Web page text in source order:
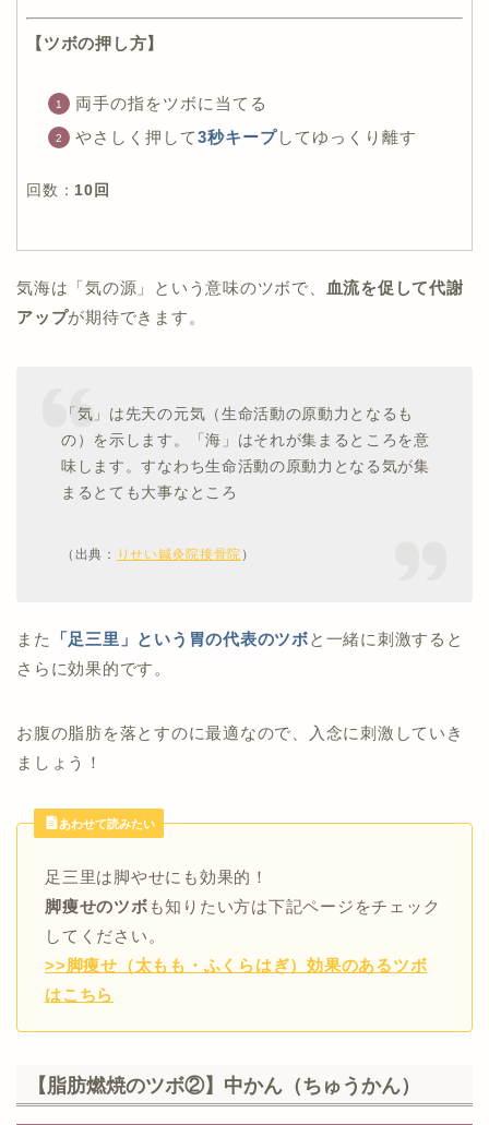
【ツボの押し方】
両手の指をツボに当てる
やさしく押して3秒キープしてゆっくり離す
回数： 10回
気海は「気の源」という意味のツボで、
血流を促して代謝
アップが期待できます。
「気」は先天の元気（生命活動の原動力となるも
の）を示します。「海」はそれが集まるところを意
味します。すなわち生命活動の原動力となる気が集
まるとても大事なところ
（出典： りせい鍼灸院接骨院 ）
また 「足三里」という胃の代表のツボと一緒に刺激すると
さらに効果的です。
お腹の脂肪を落とすのに最適なので、入念に刺激していき
ましょう！
あわせて読みたい
足三里は脚やせにも効果的！
脚痩せのツボ も知りたい方は下記ページをチェック
してください。
>>脚痩せ（太もも・ふくらはぎ）効果のあるツボ
はこちら
【脂肪燃焼のツボ②】中かん（ちゅうかん）